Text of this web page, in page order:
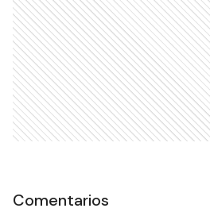
Comentarios